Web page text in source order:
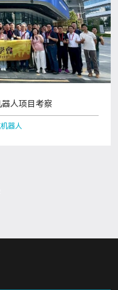
人项目考察
器人